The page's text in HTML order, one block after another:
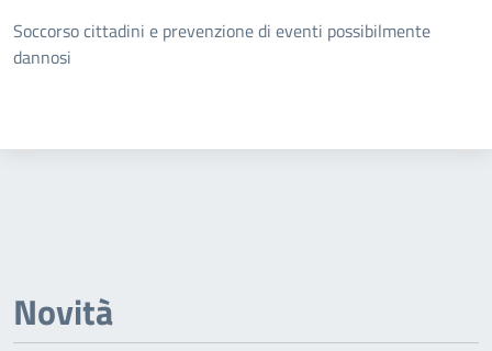
Dettagli della notizia
Soccorso cittadini e prevenzione di eventi possibilmente
dannosi
Novità